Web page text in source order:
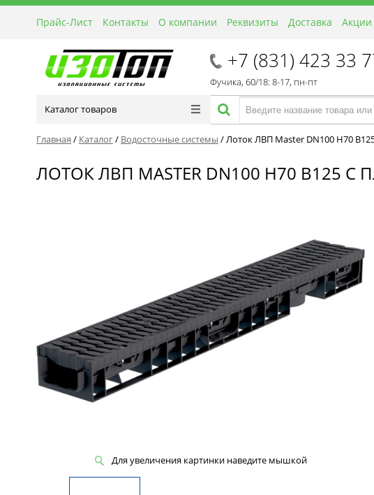
Прайс-Лист Контакты О компании Реквизиты Доставка Акции
+7 (831) 423 33
Фучика, 60/18: 8-17, пн-пт
Каталог товаров
Главная / Каталог/ Водосточные системы /Лоток ЛВП Master DN100 H70
ЛОТОК ЛВП MASTER DN100 H70 B125
Для увеличения картинки наведите мышкой